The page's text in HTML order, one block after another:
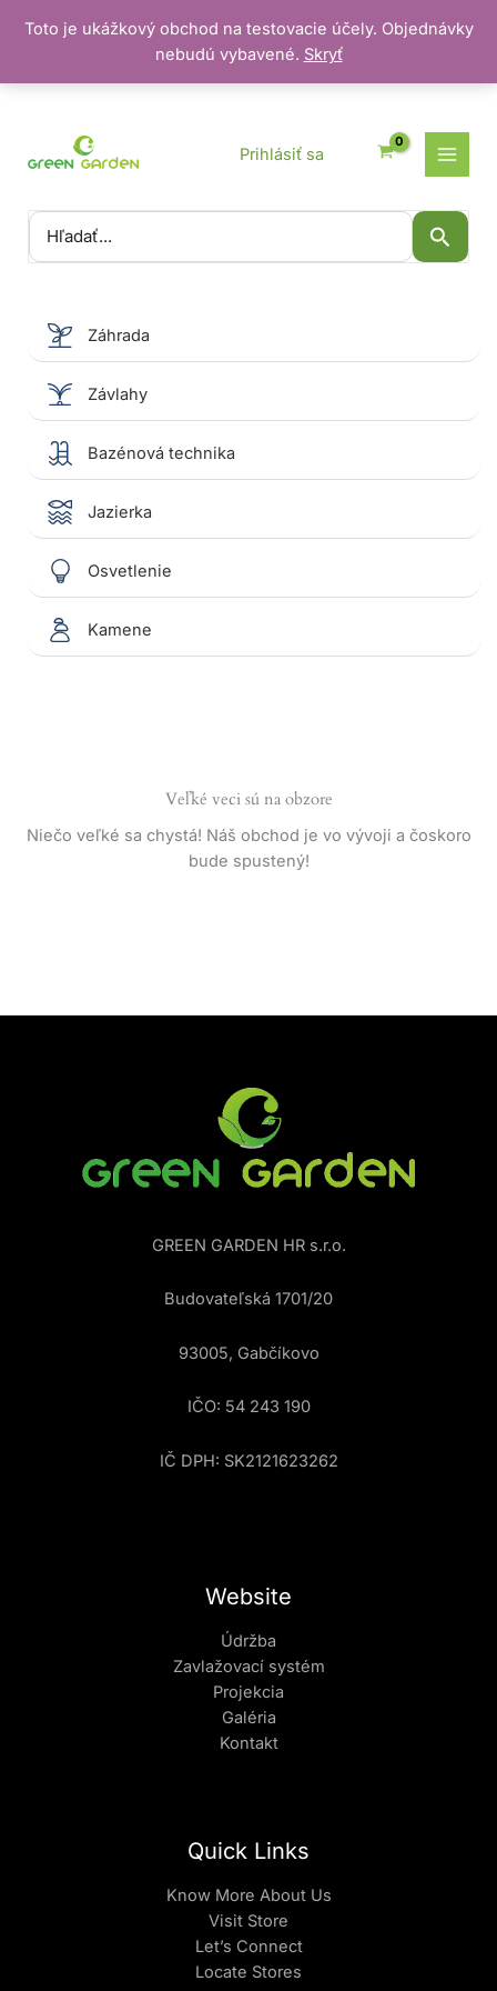
Toto je ukážkový obchod na testovacie účely. Objednávky
nebudú vybavené. Skryť
Vyhľadať:
Prihlásiť sa
Záhrada
Závlahy
Bazénová technika
Jazierka
Osvetlenie
Kamene
Veľké veci sú na obzore
Niečo veľké sa chystá! Náš obchod je vo vývoji a čoskoro
bude spustený!
GREEN GARDEN HR s.r.o.
Budovateľská 1701/20
93005, Gabčíkovo
IČO: 54 243 190
IČ DPH: SK2121623262
Website
Údržba
Zavlažovací systém
Projekcia
Galéria
Kontakt
Quick Links
Know More About Us
Visit Store
Let’s Connect
Locate Stores